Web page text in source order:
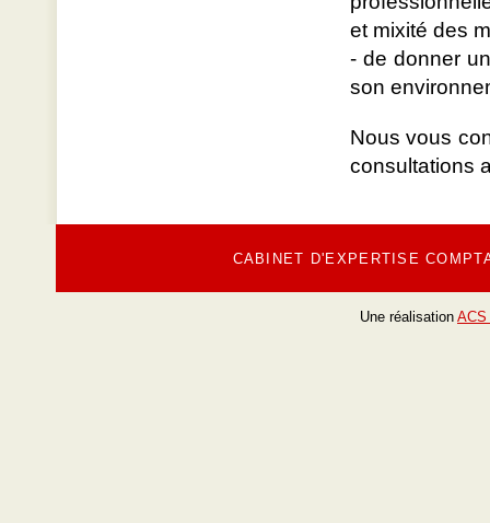
et mixité des
- de donner
son
Nous vous
consultations
CABINET D'EXPERTISE
Une réalisation ACS